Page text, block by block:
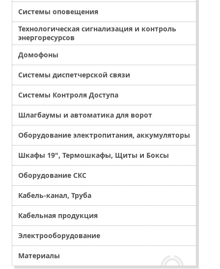
Системы оповещения
Технологическая сигнализация и контроль
энергоресурсов
Домофоны
Системы диспетчерской связи
Системы Контроля Доступа
Шлагбаумы и автоматика для ворот
Оборудование электропитания, аккумуляторы
Шкафы 19", Термошкафы, Щиты и Боксы
Оборудование СКС
Кабель-канал, Труба
Кабельная продукция
Электрооборудование
Материалы